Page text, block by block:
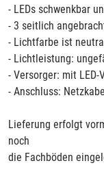
- LEDs schwenkbar
- 3 seitlich
- Lichtfarbe ist
- Lichtleistung:
- Versorger: mit LED-
- Anschluss:
Lieferung erfolgt
noch
die Fachböden